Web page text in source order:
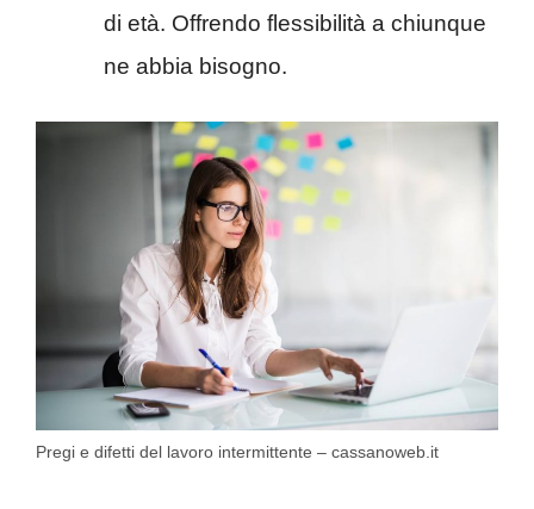
di età. Offrendo flessibilità a chiunque
ne abbia bisogno.
Pregi e difetti del lavoro intermittente – cassanoweb.it